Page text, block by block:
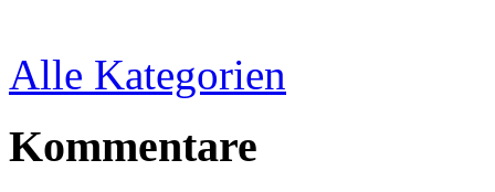
Alle Kategorien
Kommentare